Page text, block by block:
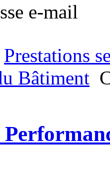
e-mail
Prestations
Bâtiment